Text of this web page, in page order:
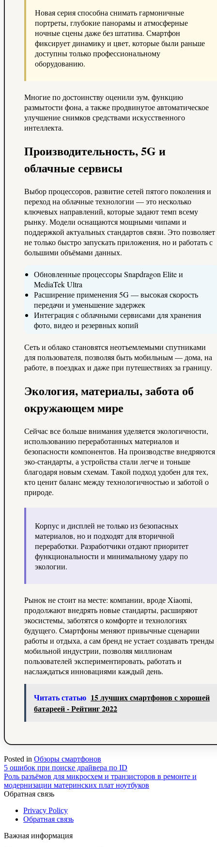
Новая серия способна снимать гармоничные
портреты, глубокие панорамы и атмосферные
ночные сцены даже без штатива. Смартфон
фиксирует динамику и цвет, которые были раньше
доступны только профессиональному
оборудованию.
Многие по достоинству оценили зум, функцию
размытости фона, а также продвинутое автоматическое
улучшение снимков средствами искусственного
интеллекта.
Производительность, 5G и
облачные сервисы
Выбор процессоров, развитие сетей пятого поколения и
переход на облачные технологии — это несколько
ключевых направлений, которые задают темп всему
рынку. Модели оснащаются мощными чипами и
поддержкой актуальных стандартов связи. Это позволяет
не только быстро запускать приложения, но и работать с
большими объёмами данных.
Обновленные процессоры Snapdragon Elite и
MediaTek Ultra
Расширение применения 5G — высокая скорость
передачи и уменьшение задержек
Интеграция с облачными сервисами для хранения
фото, видео и резервных копий
Сеть и облако становятся неотъемлемыми спутниками
для пользователя, позволяя быть мобильным — дома, на
работе, в поездках и даже при путешествиях за границу.
Экология, материалы, забота об
окружающем мире
Сейчас все больше внимания уделяется экологичности,
использованию переработанных материалов и
безопасности компонентов. На производстве внедряются
эко-стандарты, а устройства стали легче и тоньше
благодаря новым схемам. Такой подход удобен для тех,
кто ценит баланс между технологичностью и заботой о
природе.
Корпус и дисплей не только из безопасных
материалов, но и подходят для вторичной
переработки. Разработчики отдают приоритет
функциональности и минимальному удару по
экологии.
Рынок не стоит на месте: компании, вроде Xiaomi,
продолжают внедрять новые стандарты, расширяют
экосистемы, заботятся о комфорте и технологиях
будущего. Смартфоны меняют привычные сценарии
работы и отдыха, а сам бренд не устает создавать тренды
мобильной индустрии, позволяя миллионам
пользователей экспериментировать, работать и
наслаждаться инновациями каждый день.
Читать статью 15 лучших смартфонов с хорошей
батареей - Рейтинг 2022
Posted in Обзоры смартфонов
Навигация
по
записям
5 ошибок при поиске драйвера по ID
Роль разъёмов для микросхем и транзисторов в ремонте и
модернизации материнских плат ноутбуков
Обратная связь
Privacy Policy
Обратная связь
Важная информация